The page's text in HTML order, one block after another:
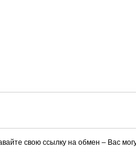
свою ссылку на обмен – Вас